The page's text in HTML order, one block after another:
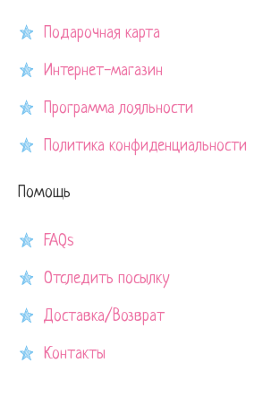
Подарочная карта
Интернет-магазин
Программа лояльности
Политика конфиденциальности
Помощь
FAQs
Отследить посылку
Доставка/Возврат
Контакты